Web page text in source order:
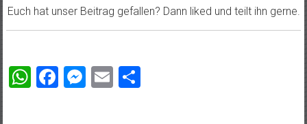
Euch hat unser Beitrag gefallen? Dann liked und teilt ihn gerne.
WhatsApp
Facebook
Messenger
EmailTeilen